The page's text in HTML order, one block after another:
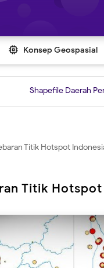
 Konsep Geospasial
Daerah
Titik Hotspot
Titik